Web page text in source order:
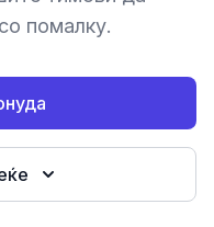
помалку.